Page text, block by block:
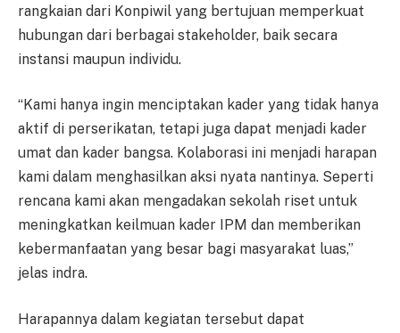
rangkaian dari Konpiwil yang bertujuan memperkuat
hubungan dari berbagai stakeholder, baik secara
instansi maupun individu.
“Kami hanya ingin menciptakan kader yang tidak hanya
aktif di perserikatan, tetapi juga dapat menjadi kader
umat dan kader bangsa. Kolaborasi ini menjadi harapan
kami dalam menghasilkan aksi nyata nantinya. Seperti
rencana kami akan mengadakan sekolah riset untuk
meningkatkan keilmuan kader IPM dan memberikan
kebermanfaatan yang besar bagi masyarakat luas,”
jelas indra.
Harapannya dalam kegiatan tersebut dapat